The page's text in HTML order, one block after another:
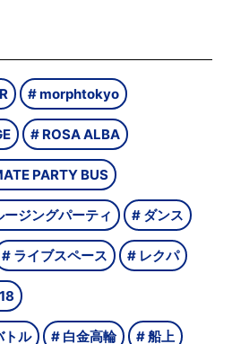
morphtokyo
ROSA ALBA
PARTY BUS
ージングパーティ ダンス
ライブスペース レクパ
トル 白金高輪 船上